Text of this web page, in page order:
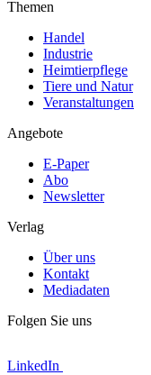
Themen
Handel
Industrie
Heimtierpflege
Tiere und Natur
Veranstaltungen
Angebote
E-Paper
Abo
Newsletter
Verlag
Über uns
Kontakt
Mediadaten
Folgen Sie uns
LinkedIn